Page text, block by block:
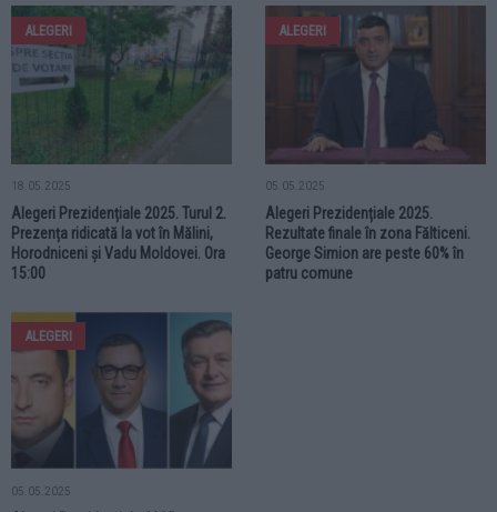
ALEGERI
18.05.2025
Alegeri Prezidențiale 2025. Turul 2.
Prezența ridicată la vot în Mălini,
Horodniceni și Vadu Moldovei. Ora
15:00
ALEGERI
05.05.2025
Alegeri Prezidențiale 2025.
Rezultate finale în zona Fălticeni.
George Simion are peste 60% în
patru comune
ALEGERI
05.05.2025